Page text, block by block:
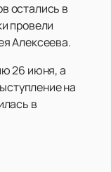
остались в
провели
Алексеева.
26 июня, а
на
в